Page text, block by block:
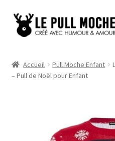
Aller
Aller
au
Pull Noël Femme
Accueil Pull Moche Enfant
– Pull de Noël pour Enfant